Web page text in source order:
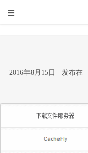
2016年8月15日 发布在